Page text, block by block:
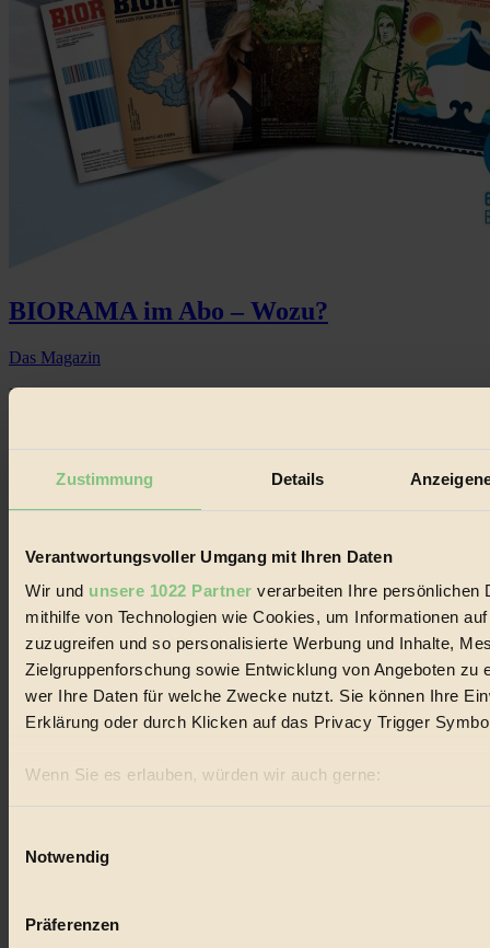
Zustimmung Details
Verantwortungsvoller Umgang mit Ihren Daten
Wir und unsere 1022 Partner verarbeiten Ihre persönlichen
mithilfe von Technologien wie Cookies, um Informationen
zuzugreifen und so personalisierte Werbung und Inhalte,
Zielgruppenforschung sowie Entwicklung von Angeboten zu
wer Ihre Daten für welche Zwecke nutzt. Sie können Ihre
Erklärung oder durch Klicken auf das Privacy Trigger
Wenn Sie es erlauben, würden wir auch gerne:
Informationen über Ihre geografische Lage erfassen,
Ihr Gerät durch aktives Scannen nach bestimmten
Präferenzen im
Notwendig
Präferenzen
BIORAMA im Abo – Wozu?
Das Magazin
Eigenlob stinkt? – Na, und? denken wir uns und vergeben zehn
Der BIORAMA-Newsletter
Erhalte in regelmäßigen Abständen die aktuellsten Artikel,
Gewinnspiele & Ausgaben übersichtlich aufbereitet vom
BIORAMA-Magazin per E-Mail.
Jetzt eintragen:
© 2026 Biorama GmbH
Datenschutz
Mediadaten